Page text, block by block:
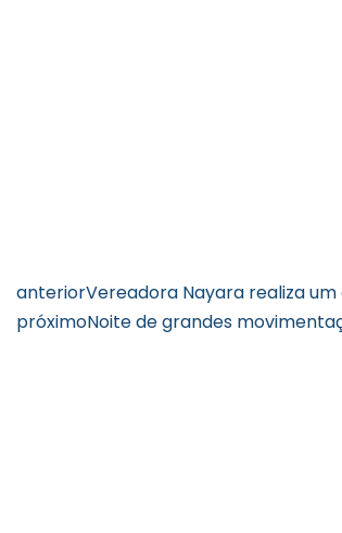
anteriorVereadora Nayara realiza
próximoNoite de grandes